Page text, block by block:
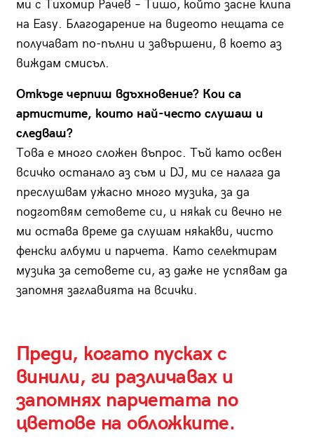
ми с Тихомир Рачев – Тишо, който засне клипа
на Easy. Благодарение на видеото нещата се
получават по-пълни и завършени, в което аз
виждам смисъл.
Откъде черпиш вдъхновение? Кои са
артистите, които най-често слушаш и
следваш?
Това е много сложен въпрос. Тъй като освен
всичко останало аз съм и DJ, ми се налага да
преслушвам ужасно много музика, за да
подготвям сетовете си, и някак си вечно не
ми остава време да слушам някакви, чисто
фенски албуми и парчета. Като селектирам
музика за сетовете си, аз даже не успявам да
запомня заглавията на всички.
Преди, когато пусках с
винили, ги различавах и
запомнях парчетата по
цветове на обложките.